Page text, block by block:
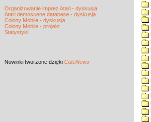
Organizowanie imprez Atari - dyskusja
Atari demoscene database - dyskusja
Colony Mobile - dyskusja
Colony Mobile - projekt
Statystyki
Nowinki tworzone dzięki CuteNews